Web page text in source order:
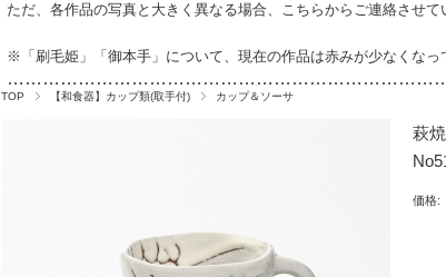
ただ、各作品の写真と大きく異なる場合、こちらからご連絡させて
※「刷毛姫」「御本手」について、現在の作品は赤みが少なくなっ
TOP 【和食器】カップ類(取手付) カップ＆ソーサ
萩
価格: